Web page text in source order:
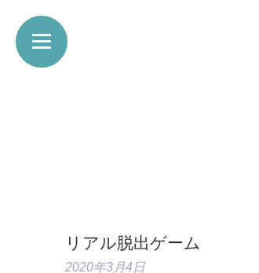
リアル脱出ゲーム
2020年3月4日